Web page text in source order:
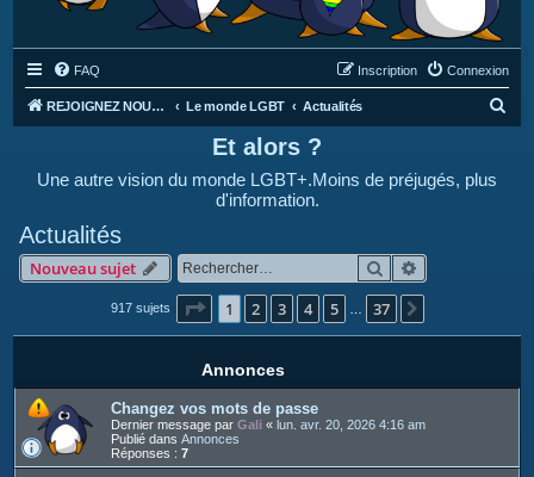
FAQ Connexion
Inscription
REJOIGNEZ NOUS SUR DISCORD : https://discord.gg/4C2Bvub Le monde LGBT Actualités
e
Et alors ?
Une autre vision du monde LGBT+.Moins de préjugés, plus
d'information.
Actualités
Nouveau sujet Rechercher
917 sujets Page 1sur37
1 2 3 4 5 37
Annonces
Changez vos mots de passe
Dernier message par Gali « lun. avr. 20, 2026 4:16 am
Publié dans Annonces
Réponses : 7